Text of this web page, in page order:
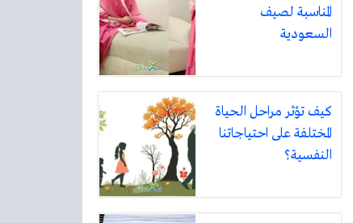
المناسبة لصيف
السعودية
كيف تؤثر مراحل الحياة
المختلفة على احتياجاتنا
النفسية؟